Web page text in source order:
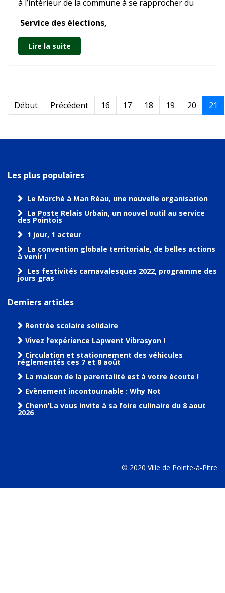
à l’intérieur de la commune à se rapprocher du
Service des élections,
Lire la suite
Début Précédent 16 17 18 19 20 21
Les plus populaires
Le Marché à Man Réau, une nouvelle organisation
La Poste Relais Urbain, un nouvel outil au service
des Pointois
1 jour, 1 acteur
La convention globale territoriale, de belles actions
à venir !
Les festivités carnavalesques 2022, programme des
jours gras
Derniers articles
Rentrée scolaire solidaire
Vivez l’expérience Lapwent Vibrasyon !
Circulation et stationnement des véhicules
réglementés ces 7 et 8 août
La maison de la parentalité est à votre écoute !
Evènement incontournable : Why Not
Chenn'La vous invite à sa foire culinaire du 8 aout
2026
© 2020 Ville de Pointe-à-Pitre